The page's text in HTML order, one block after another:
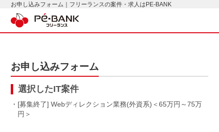
お申し込みフォーム｜フリーランスの案件・求人はPE-BANK
お申し込みフォーム
選択したIT案件
・[募集終了] Webディレクション業務(外資系)
65万円～75万
円